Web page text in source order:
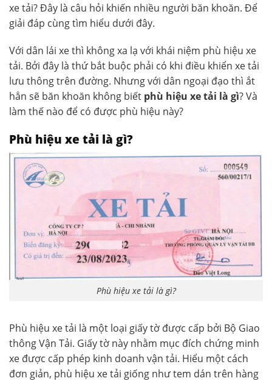
xe tải? Đây là câu hỏi khiến nhiều người băn khoăn. Để
giải đáp cùng tìm hiểu dưới đây.
Với dân lái xe thì không xa lạ với khái niệm phù hiệu xe
tải. Bởi đây là thứ bắt buộc phải có khi điều khiển xe tải
lưu thông trên đường. Nhưng với dân ngoại đạo thì ắt
hẳn sẽ băn khoăn không biết phù hiệu xe tải là gì? Và
làm thế nào để có được phù hiệu này?
Phù hiệu xe tải là gì?
Phù hiệu xe tải là gì?
Phù hiệu xe tải là một loại giấy tờ được cấp bởi Bộ Giao
thông Vận Tải. Giấy tờ này nhằm mục đích chứng minh
xe được cấp phép kinh doanh vận tải. Hiểu một cách
đơn giản, phù hiệu xe tải giống như tem dán trên hàng